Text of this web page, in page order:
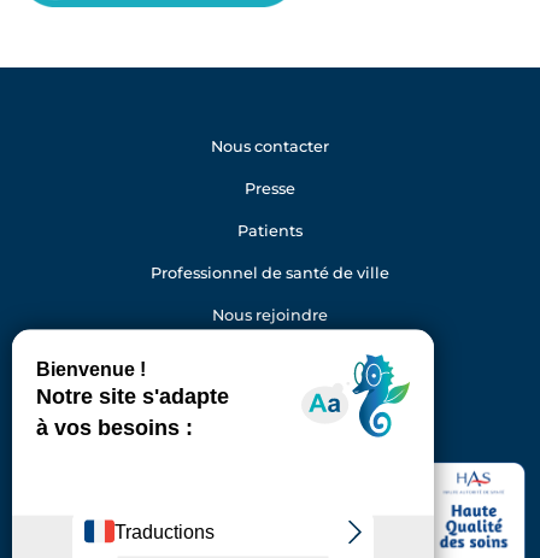
92150 Suresnes
Standard : 01 46 25 20 00
Nous contacter
Presse
Patients
Professionnel de santé de ville
Nous rejoindre
LinkedInInstagram